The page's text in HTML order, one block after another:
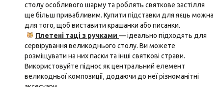
столу особливого шарму та роблять святкове застілля
ще більш привабливим. Купити підставки для яєць можна
для того, щоб виставити крашанки або писанки.
Плетені таці з ручками — ідеально підходять для
сервірування великоднього столу. Ви можете
розміщувати на них паски та інші святкові страви.
Використовуйте піднос як центральний елемент
великодньої композиції, додаючи до неї різноманітні